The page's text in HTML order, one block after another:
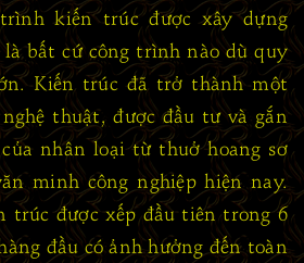
kiến trúc được xây dựng
bất cứ công trình nào dù quy
Kiến trúc đã trở thành một
thuật, được đầu tư và gắn
nhân loại từ thuở hoang sơ
minh công nghiệp hiện nay.
trúc được xếp đầu tiên trong 6
đầu có ảnh hưởng đến toàn